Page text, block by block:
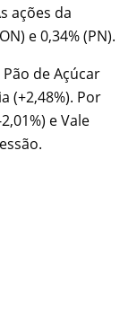
ações da
e 0,34% (PN).
de Açúcar
(+2,48%). Por
e Vale